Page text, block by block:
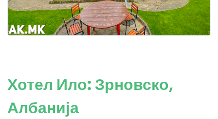
Хотел Ило: Зрновско,
Албанија